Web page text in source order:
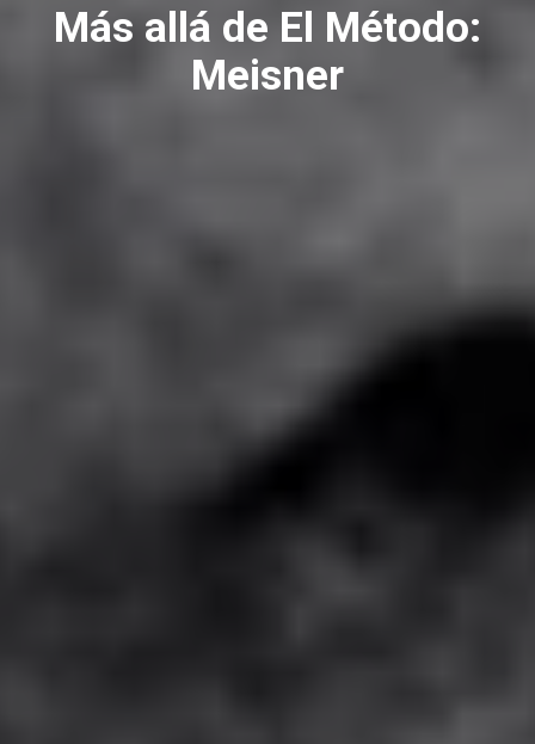
Más allá de El Método:
Meisner